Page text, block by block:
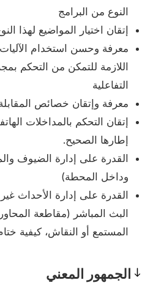
النوع من البرامج
إتقان اختيار المواضيع لهذا
معرفة وحسن استخدام الآليات
اللازمة للتمكن من التحكم
التفاعلية
معرفة وإتقان خصائص المقابلة
إتقان التحكم بالمداخلات
إطارها الصحيح.
القدرة على إدارة الضيوف
وداخل المحطة)
القدرة على إدارة الأحداث
البث المباشر (مقاطعة المحاور
المستمع أو النقاش، كيفية
الجمهور المعني